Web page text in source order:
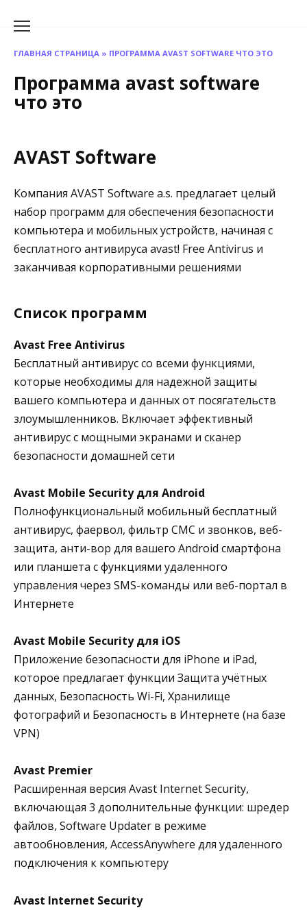
ГЛАВНАЯ СТРАНИЦА » ПРОГРАММА AVAST SOFTWARE ЧТО ЭТО
Программа avast software
что это
AVAST Software
Компания AVAST Software a.s. предлагает целый
набор программ для обеспечения безопасности
компьютера и мобильных устройств, начиная с
бесплатного антивируса avast! Free Antivirus и
заканчивая корпоративными решениями
Список программ
Avast Free Antivirus
Бесплатный антивирус со всеми функциями,
которые необходимы для надежной защиты
вашего компьютера и данных от посягательств
злоумышленников. Включает эффективный
антивирус с мощными экранами и сканер
безопасности домашней сети
Avast Mobile Security для Android
Полнофункциональный мобильный бесплатный
антивирус, фаервол, фильтр СМС и звонков, веб-
защита, анти-вор для вашего Android смартфона
или планшета с функциями удаленного
управления через SMS-команды или веб-портал в
Интернете
Avast Mobile Security для iOS
Приложение безопасности для iPhone и iPad,
которое предлагает функции Защита учётных
данных, Безопасность Wi-Fi, Хранилище
фотографий и Безопасность в Интернете (на базе
VPN)
Avast Premier
Расширенная версия Avast Internet Security,
включающая 3 дополнительные функции: шредер
файлов, Software Updater в режиме
автообновления, AccessAnywhere для удаленного
подключения к компьютеру
Avast Internet Security